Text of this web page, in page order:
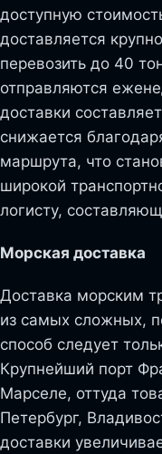
доступную
доставляется
перевозить до 40
отправляются
доставки
снижается
маршрута, что
широкой
логисту,
Морская доставка
Доставка морским
из самых сложных,
способ следует
Крупнейший порт
Марселе, оттуда
Петербург,
доставки